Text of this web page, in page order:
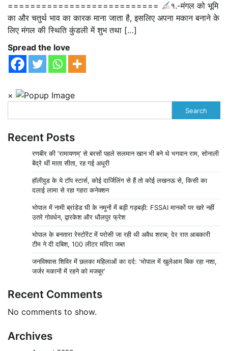
===========================
१.-मंगल को भूमि
का और चतुर्थ भाव का कारक माना जाता है, इसलिए अपना मकान बनाने के
लिए मंगल की स्थिति कुंडली में शुभ तथा […]
Spread the love
×
Search
Recent Posts
रणबीर की ‘रामायणम्’ से बरसों पहले सलमान खान भी बने थे भगवान राम, सोनाली
बेंद्रे थीं माता सीता, रह गई अधूरी
हॉलीवुड के ये टॉप स्टार्स, कोई दार्जिलिंग से हैं तो कोई लखनऊ से, किसी का
दलाई लामा से रहा गहरा कनेक्शन
भोपाल में नामी ब्रांडेड घी के नमूनों में बड़ी गड़बड़ी: FSSAI मानकों पर खरे नहीं
उतरे गोवर्धन, द्वारकेश और धौलपुर फ्रेश
भोपाल के बनतारा रेस्टोरेंट में परोसी जा रही थी अवैध शराब; देर रात आबकारी
टीम ने दी दबिश, 100 लीटर मदिरा जब्त
जनविश्वास शिविर में छलका महिलाओं का दर्द: ‘भोपाल में खुलेआम बिक रहा नशा,
जर्जर मकानों में रहने को मजबूर’
Recent Comments
No comments to show.
Archives